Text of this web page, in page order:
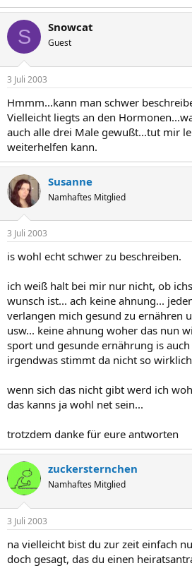
S Snowcat
Guest
3 Juli 2003
Hmmm...kann man schwer
Vielleicht liegts an den
auch alle drei Male gewußt...tut mir
weiterhelfen kann.
Susanne
Namhaftes Mitglied
3 Juli 2003
is wohl echt schwer zu beschreiben.
ich weiß halt bei mir nur nicht, ob
wunsch ist... ach keine ahnung...
verlangen mich gesund zu ernähren
usw... keine ahnung woher das nun
sport und gesunde ernährung is
irgendwas stimmt da nicht so
wenn sich das nicht gibt werd ich
das kanns ja wohl net sein...
trotzdem danke für eure antworten
zuckersternchen
Namhaftes Mitglied
3 Juli 2003
na vielleicht bist du zur zeit einfach
doch gesagt, das du einen